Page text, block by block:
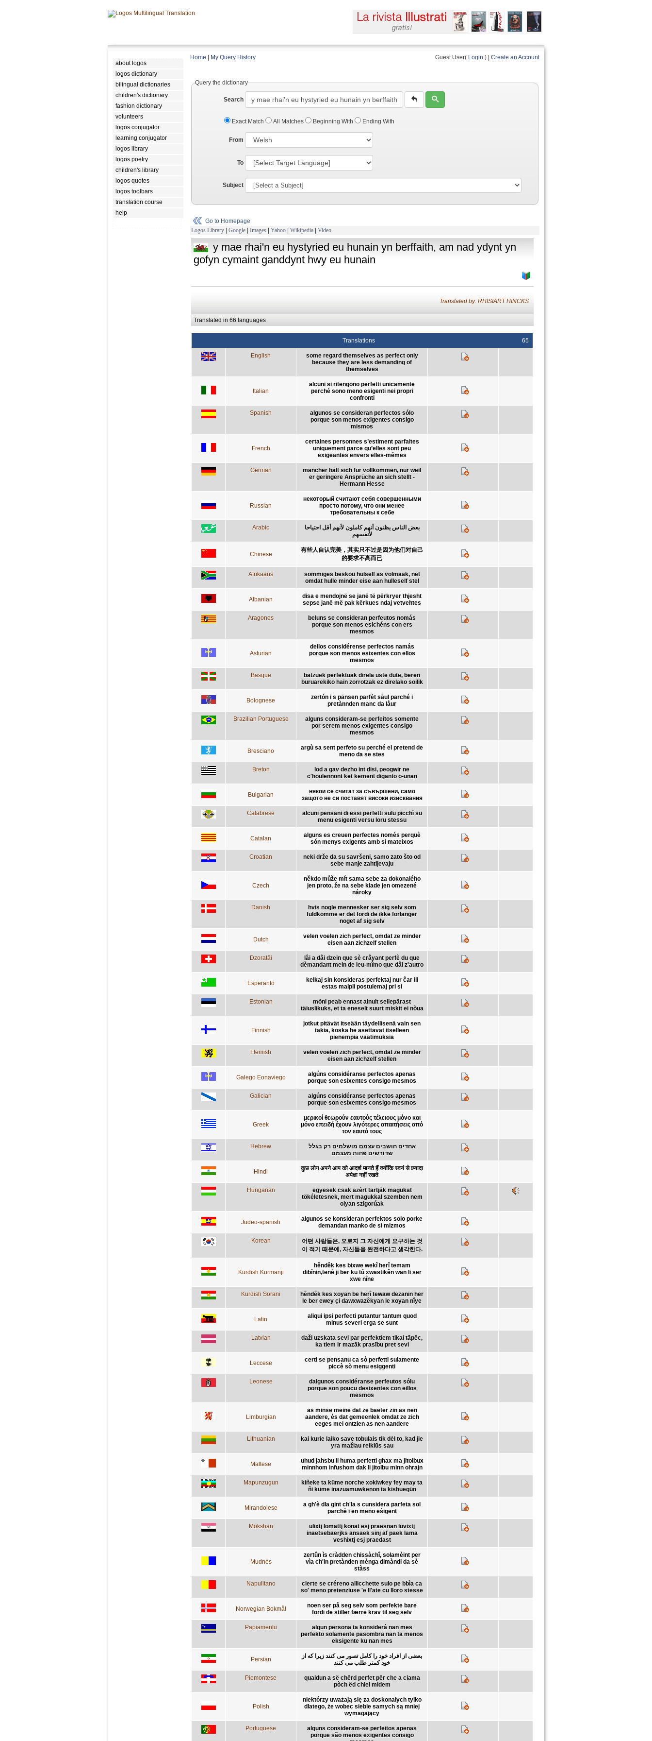
about logos
logos dictionary
bilingual dictionaries
children's dictionary
fashion dictionary
volunteers
logos conjugator
learning conjugator
logos library
logos poetry
children's library
logos quotes
logos toolbars
translation course
help
Home My Query History Guest User( Login ) | Create an Account
Query the dictionary
Search
Exact Match All Matches Beginning With Ending With
From
To
Subject
Go to Homepage
Logos Library | Google | Images | Yahoo | Wikipedia | Video
y mae rhai'n eu hystyried eu hunain yn berffaith, am nad ydynt yn
gofyn cymaint ganddynt hwy eu hunain
Translated by: RHISIART HINCKS
Translated in 66 languages
Translations 65
English
some regard themselves as perfect only
because they are less demanding of
themselves
Italian
alcuni si ritengono perfetti unicamente
perché sono meno esigenti nei propri
confronti
Spanish
algunos se consideran perfectos sólo
porque son menos exigentes consigo
mismos
French
certaines personnes s’estiment parfaites
uniquement parce qu’elles sont peu
exigeantes envers elles-mêmes
German
mancher hält sich für vollkommen, nur weil
er geringere Ansprüche an sich stellt -
Hermann Hesse
Russian
некоторый считают себя совершенными
просто потому, что они менее
требовательны к себе
Arabic
بعض الناس يظنون أنهم كاملون لأنهم أقل احتياحا
لأنفسهم
Chinese
有些人自认完美，其实只不过是因为他们对自己
的要求不高而已
Afrikaans
sommiges beskou hulself as volmaak, net
omdat hulle minder eise aan hulleself stel
Albanian
disa e mendojnë se janë të përkryer thjesht
sepse janë më pak kërkues ndaj vetvehtes
Aragones
beluns se consideran perfeutos nomás
porque son menos esichéns con ers
mesmos
Asturian
dellos considérense perfectos namás
porque son menos esixentes con ellos
mesmos
Basque
batzuek perfektuak direla uste dute, beren
buruarekiko hain zorrotzak ez direlako soilik
Bolognese
zertón i s pänsen parfèt såul parché i
pretànnden manc da låur
Brazilian Portuguese
alguns consideram-se perfeitos somente
por serem menos exigentes consigo
mesmos
Bresciano
argù sa sent perfeto su perché el pretend de
meno da se stes
Breton
lod a gav dezho int disi, peogwir ne
c'houlennont ket kement diganto o-unan
Bulgarian
някои се считат за съвършени, само
защото не си поставят високи изисквания
Calabrese
alcuni pensani di essi perfetti sulu picchì su
menu esigenti versu loru stessu
Catalan
alguns es creuen perfectes només perquè
són menys exigents amb si mateixos
Croatian
neki drže da su savršeni, samo zato što od
sebe manje zahtijevaju
Czech
někdo může mít sama sebe za dokonalého
jen proto, že na sebe klade jen omezené
nároky
Danish
hvis nogle mennesker ser sig selv som
fuldkomme er det fordi de ikke forlanger
noget af sig selv
Dutch
velen voelen zich perfect, omdat ze minder
eisen aan zichzelf stellen
Dzoratâi
lâi a dâi dzein que sè crâyant perfè du que
dèmandant mein de leu-mîmo que dâi z'autro
Esperanto
kelkaj sin konsideras perfektaj nur ĉar ili
estas malpli postulemaj pri si
Estonian
mõni peab ennast ainult sellepärast
täiuslikuks, et ta eneselt suurt miskit ei nõua
Finnish
jotkut pitävät itseään täydellisenä vain sen
takia, koska he asettavat itselleen
pienempiä vaatimuksia
Flemish
velen voelen zich perfect, omdat ze minder
eisen aan zichzelf stellen
Galego Eonaviego
algúns considéranse perfectos apenas
porque son esixentes consigo mesmos
Galician
algúns considéranse perfectos apenas
porque son esixentes consigo mesmos
Greek
μερικοί θεωρούν εαυτούς τέλειους μόνο και
μόνο επειδή έχουν λιγότερες απαιτήσεις από
τον εαυτό τους
Hebrew
אחדים חושבים עצמם מושלמים רק בגלל
שדורשים פחות מעצמם
Hindi
कुछ लोग अपने आप को आदर्श मानते हैं क्योंकि स्वयं से ज़्यादा
अपेक्षा नहीं रखते
Hungarian
egyesek csak azért tartják magukat
tökéletesnek, mert magukkal szemben nem
olyan szigorúak
Judeo-spanish
algunos se konsideran perfektos solo porke
demandan manko de si mizmos
Korean
어떤 사람들은, 오로지 그 자신에게 요구하는 것
이 적기 때문에, 자신들을 완전하다고 생각한다.
Kurdish Kurmanji
hêndêk kes bixwe wekî herî temam
dibînin,tenê ji ber ku tû xwastikên wan li ser
xwe nîne
Kurdish Sorani
hêndêk kes xoyan be herî tewaw dezanin her
le ber ewey çi dawxwazêkyan le xoyan nîye
Latin
aliqui ipsi perfecti putantur tantum quod
minus severi erga se sunt
Latvian
daži uzskata sevi par perfektiem tikai tāpēc,
ka tiem ir mazāk prasību pret sevi
Leccese
certi se pensanu ca sò perfetti sulamente
piccè sò menu esiggenti
Leonese
dalgunos considéranse perfeutos sólu
porque son poucu desixentes con eillos
mesmos
Limburgian
as minse meine dat ze baeter zin as nen
aandere, ès dat gemeenlek omdat ze zich
eeges mei ontzien as nen aandere
Lithuanian
kai kurie laiko save tobulais tik dėl to, kad jie
yra mažiau reiklūs sau
Maltese
uhud jahsbu li huma perfetti ghax ma jitolbux
minnhom infushom dak li jitolbu minn ohrajn
Mapunzugun
kiñeke ta küme norche xokiwkey fey may ta
ñi küme inazuamuwkenon ta kishuegün
Mirandolese
a gh'è dla gint ch'la s cunsidera parfeta sol
parchè i en meno eśigent
Mokshan
ulixtj lomattj konat esj praesnan luvixtj
inaetsebaerjks ansaek sinj af paek lama
veshixtj esj praedast
Mudnés
zertûn ìs cràdden chissàchî, solamèint per
vìa ch'in pretànden mènga dimàndi da sè
stàss
Napulitano
cierte se créreno allicchette sulo pe bbìa ca
so' meno pretenziuse 'e ll'ate cu lloro stesse
Norwegian Bokmål
noen ser på seg selv som perfekte bare
fordi de stiller færre krav til seg selv
Papiamentu
algun persona ta konsiderá nan mes
perfekto solamente pasombra nan ta menos
eksigente ku nan mes
Persian
بعضی از افراد خود را کامل تصور می کنند زیرا که از
خود کمتر طلب می کنند
Piemontese
quaidun a së chërd perfet për che a ciama
pòch ëd chiel midem
Polish
niektórzy uważają się za doskonałych tylko
dlatego, że wobec siebie samych są mniej
wymagający
Portuguese
alguns consideram-se perfeitos apenas
porque são menos exigentes consigo